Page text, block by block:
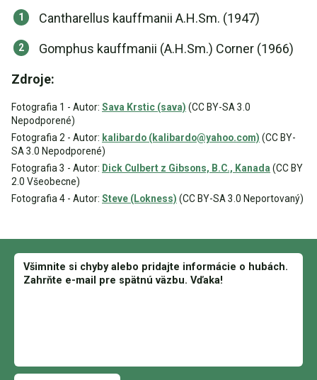
Cantharellus kauffmanii A.H.Sm. (1947)
Gomphus kauffmanii (A.H.Sm.) Corner (1966)
Zdroje:
Fotografia 1 - Autor: Sava Krstic (sava) (CC BY-SA 3.0
Nepodporené)
Fotografia 2 - Autor: kalibardo (kalibardo@yahoo.com) (CC BY-
SA 3.0 Nepodporené)
Fotografia 3 - Autor: Dick Culbert z Gibsons, B.C., Kanada (CC BY
2.0 Všeobecne)
Fotografia 4 - Autor: Steve (Lokness) (CC BY-SA 3.0 Neportovaný)